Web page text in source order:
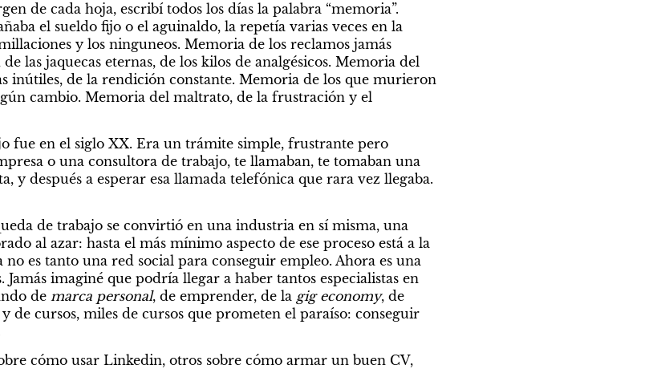
de cada hoja, escribí todos los días la palabra “memoria”.
el sueldo fijo o el aguinaldo, la repetía varias veces en la
y los ninguneos. Memoria de los reclamos jamás
las jaquecas eternas, de los kilos de analgésicos. Memoria del
inútiles, de la rendición constante. Memoria de los que murieron
cambio. Memoria del maltrato, de la frustración y el
fue en el siglo XX. Era un trámite simple, frustrante pero
o una consultora de trabajo, te llamaban, te tomaban una
y después a esperar esa llamada telefónica que rara vez llegaba.
de trabajo se convirtió en una industria en sí misma, una
al azar: hasta el más mínimo aspecto de ese proceso está a la
es tanto una red social para conseguir empleo. Ahora es una
imaginé que podría llegar a haber tantos especialistas en
de marca personal, de emprender, de la gig economy
, de
de cursos, miles de cursos que prometen el paraíso: conseguir
cómo usar Linkedin, otros sobre cómo armar un buen CV,